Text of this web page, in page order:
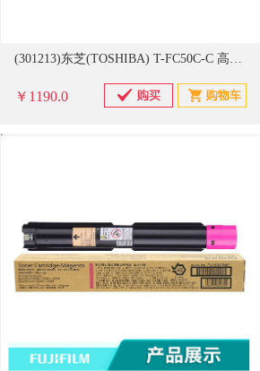
(301213)东芝(TOSHIBA) T-FC50C-C 高容量33600页 (A4纸张5%覆盖率)青色 碳粉(单位：盒)
￥1190.0